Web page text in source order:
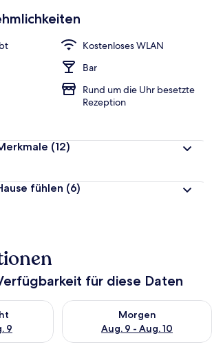
Kostenloses WLAN
Bar
Rund um die Uhr besetzte
Rezeption
(12)
fühlen (6)
für diese Daten
9
für heute Nacht, Aug. 8 - Aug. 9.
Morgen
Aug. 9 - Aug. 10
Überprüfe die Verfügbarkeit